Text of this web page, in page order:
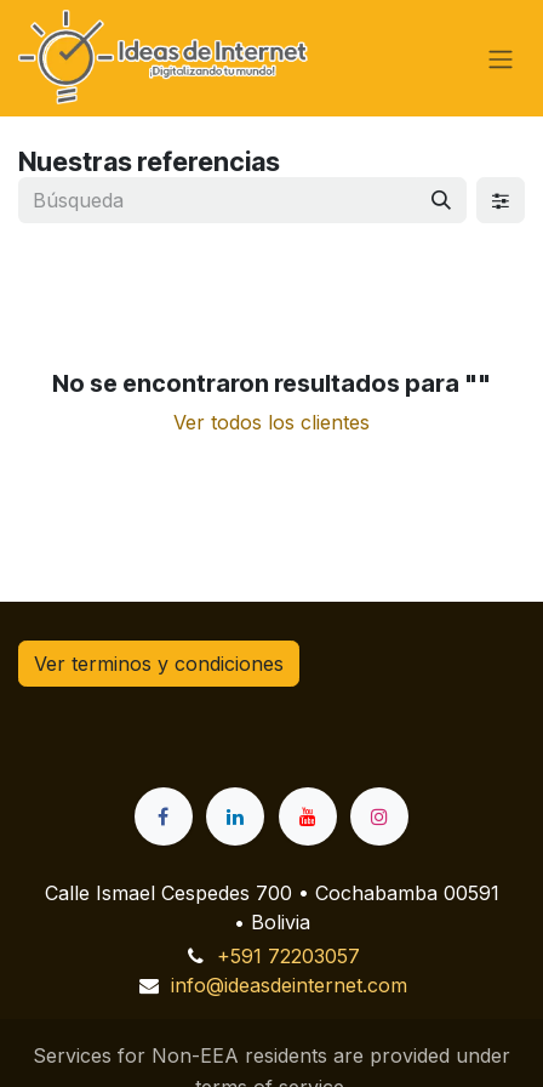
Ir al contenido
Nuestras referencias
No se encontraron resultados para ""
Ver todos los clientes
Ver terminos y condiciones
Calle Ismael Cespedes 700 • Cochabamba 00591
• Bolivia
+591 72203057
info@ideasdeinternet.com
Services for Non-EEA residents are provided under